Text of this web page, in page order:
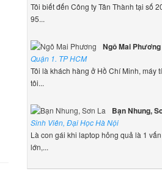
Tôi biết đến Công ty Tân Thành tại số
95...
Ngô Mai Phương
Quận 1. TP HCM
Tôi là khách hàng ở Hồ Chí Minh, máy
tôi...
Bạn Nhung,
Sinh Viên, Đại Học Hà Nội
Là con gái khi laptop hỏng quả là 1
lớn,...